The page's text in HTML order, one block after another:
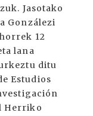
Jasotako
Gonzálezi
12
lana
ditu
Estudios
Herriko